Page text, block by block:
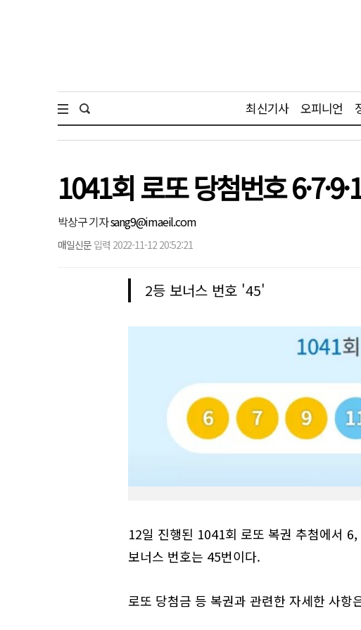
최신기사 오피니언
1041회 로또 당첨번호
박상구 기자sang9@imaeil.com
매일신문 입력 2022-11-12 20:52:21
2등 보너스 번호 '45'
12일 진행된 1041회 로또 복권 추첨에서
보너스 번호는 45번이다.
로또 당첨금 등 복권과 관련한 자세한 사